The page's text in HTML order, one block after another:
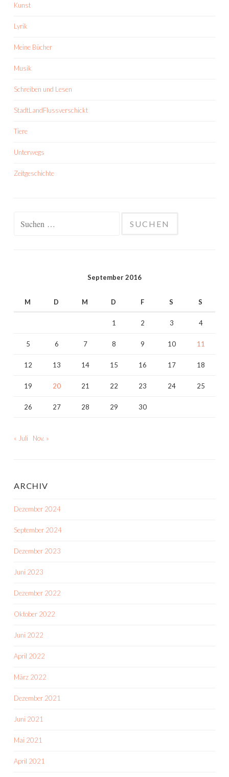
Kunst
Lyrik
Meine Bücher
Musik
Schreiben und Lesen
StadtLandFlussverschickt
Tiere
Unterwegs
Zeitgeschichte
September 2016
M D M D F S S
1 2 3 4
5 6 7 8 9 10 11
12 13 14 15 16 17 18
19 20 21 22 23 24 25
26 27 28 29 30
« Juli Nov. »
ARCHIV
Dezember 2024
September 2024
Dezember 2023
Juni 2023
Dezember 2022
Oktober 2022
Juni 2022
April 2022
März 2022
Dezember 2021
Juni 2021
Mai 2021
April 2021